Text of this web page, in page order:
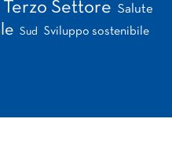
Terzo Settore Salute
Sud Sviluppo sostenibile